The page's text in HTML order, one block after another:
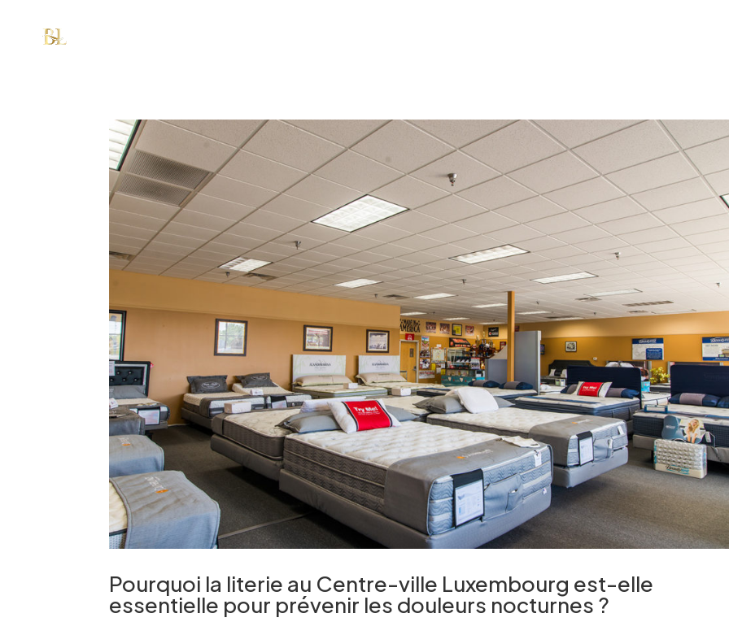
Pourquoi la literie au Centre-ville Luxembourg est-elle
essentielle pour prévenir les douleurs nocturnes ?